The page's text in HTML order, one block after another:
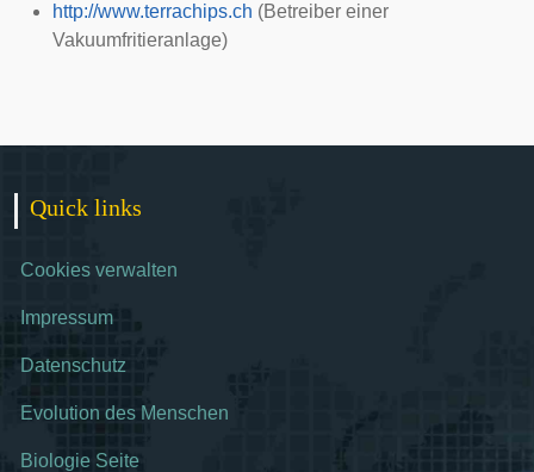
http://www.terrachips.ch (Betreiber einer
Vakuumfritieranlage)
Quick links
Cookies verwalten
Impressum
Datenschutz
Evolution des Menschen
Biologie Seite